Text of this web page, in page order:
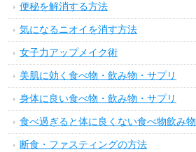
便秘を解消する方法
気になるニオイを消す方法
女子力アップメイク術
美肌に効く食べ物・飲み物・サプリ
身体に良い食べ物・飲み物・サプリ
食べ過ぎると体に良くない食べ物飲み物
断食・ファスティングの方法